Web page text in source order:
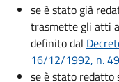
se è stato già
trasmette gli atti
definito dal
16/12/1992, n.
se è stato redatto